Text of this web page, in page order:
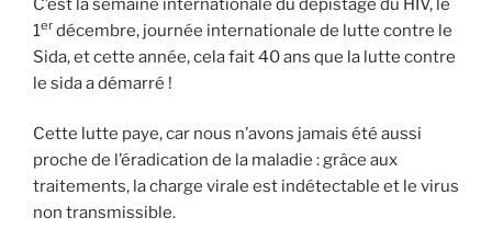
C’est la semaine internationale du dépistage du HIV, le
1er décembre, journée internationale de lutte contre le
Sida, et cette année, cela fait 40 ans que la lutte contre
le sida a démarré !
Cette lutte paye, car nous n’avons jamais été aussi
proche de l’éradication de la maladie : grâce aux
traitements, la charge virale est indétectable et le virus
non transmissible.